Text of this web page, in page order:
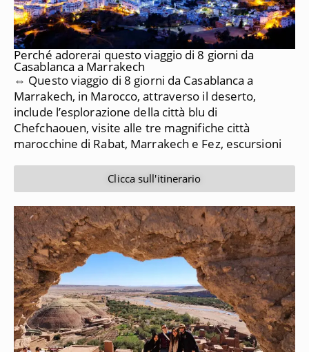
Perché adorerai questo viaggio di 8 giorni da
Casablanca a Marrakech
⇔ Questo viaggio di 8 giorni da Casablanca a
Marrakech, in Marocco, attraverso il deserto,
include l’esplorazione della città blu di
Chefchaouen, visite alle tre magnifiche città
marocchine di Rabat, Marrakech e Fez, escursioni
Clicca sull'itinerario